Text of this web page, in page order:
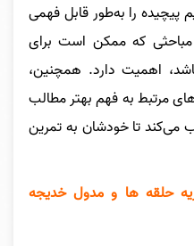
را به‌طور قابل فهمی
مباحثی که ممکن است برای
اهمیت دارد. همچنین،
مرتبط به فهم بهتر مطالب
می‌کند تا خودشان به تمرین
حلقه ها و مدول خدیجه